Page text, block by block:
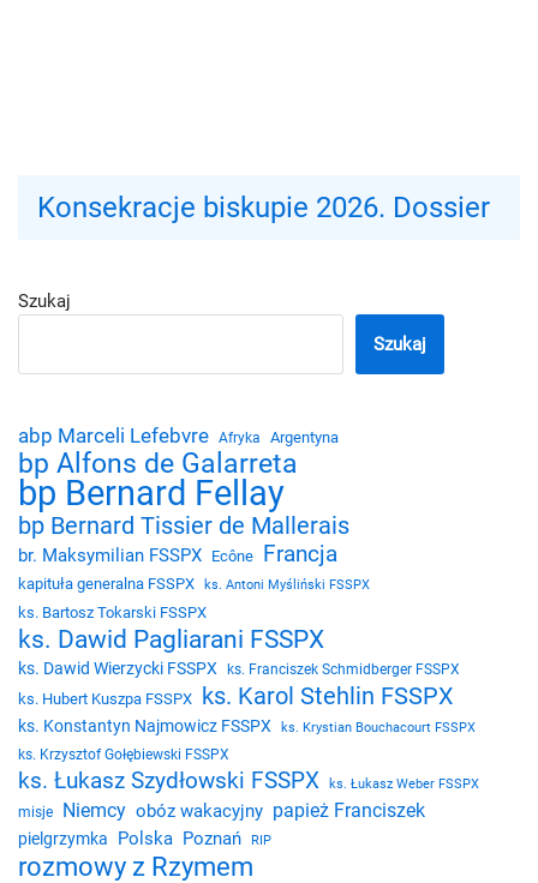
Konsekracje biskupie 2026. Dossier
Szukaj
Szukaj
abp Marceli Lefebvre Afryka Argentyna
bp Alfons de Galarreta
bp Bernard Fellay
bp Bernard Tissier de Mallerais
br. Maksymilian FSSPX Ecône Francja
kapituła generalna FSSPX ks. Antoni Myśliński FSSPX
ks. Bartosz Tokarski FSSPX
ks. Dawid Pagliarani FSSPX
ks. Dawid Wierzycki FSSPX ks. Franciszek Schmidberger FSSPX
ks. Hubert Kuszpa FSSPX ks. Karol Stehlin FSSPX
ks. Konstantyn Najmowicz FSSPX
ks. Krystian Bouchacourt FSSPX
ks. Krzysztof Gołębiewski FSSPX
ks. Łukasz Szydłowski FSSPX ks. Łukasz Weber FSSPX
misje Niemcy obóz wakacyjny papież Franciszek
pielgrzymka Polska Poznań RIP
rozmowy z Rzymem